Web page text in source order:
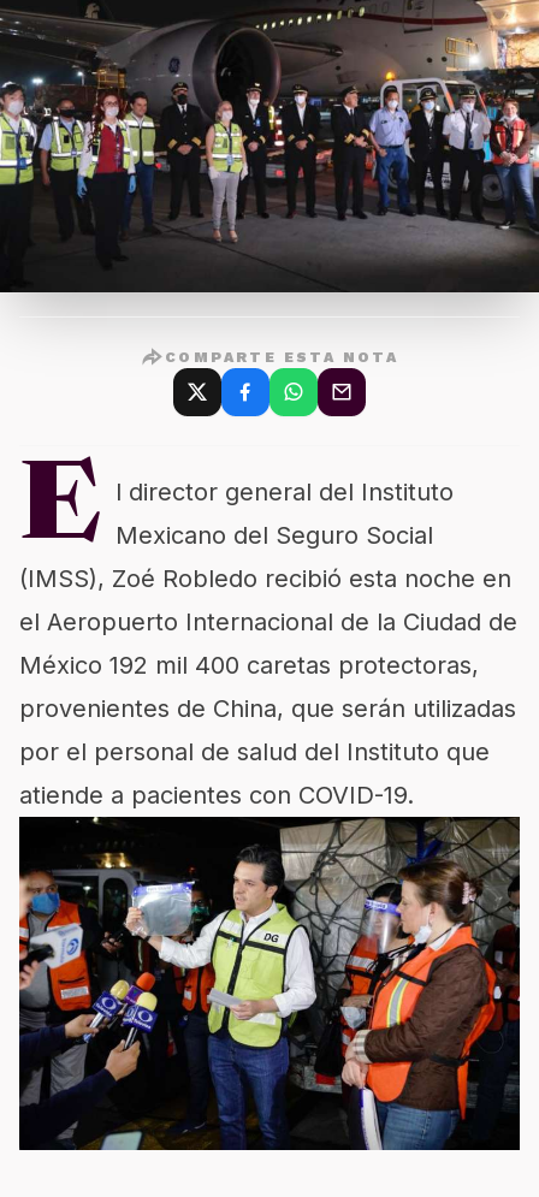
COMPARTE ESTA NOTA
E
l director general del Instituto
Mexicano del Seguro Social
(IMSS), Zoé Robledo recibió esta noche en
el Aeropuerto Internacional de la Ciudad de
México 192 mil 400 caretas protectoras,
provenientes de China, que serán utilizadas
por el personal de salud del Instituto que
atiende a pacientes con COVID-19.